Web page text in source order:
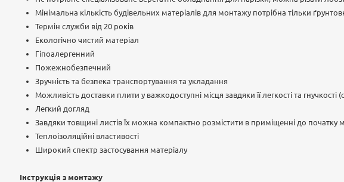
Мінімальна кількість будівельних матеріалів для монтажу потрібна тільки
Термін служби від 20 років
Екологічно чистий матеріал
Гіпоалергенний
Пожежнобезпечний
Зручність та безпека транспортування та укладання
Можливість доставки плити у важкодоступні місця завдяки її легкості та
Легкий догляд
Завдяки товщині листів їх можна компактно розмістити в приміщенні до початку
Теплоізоляційні властивості
Широкий спектр застосування матеріалу
Інструкція з монтажу